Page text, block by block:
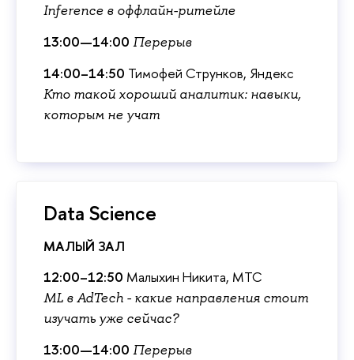
Inference в оффлайн-ритейле
13:00—14:00 Переры
14:00–14:50 Тимофей Струнков, Яндекс
Кто такой хороший аналитик: навыки,
которым не учат
Data Science
МАЛЫЙ ЗАЛ
12:00–12:50 Малыхин Никита, МТС
ML в AdTech - какие направления стоит
изучать уже сейчас?
13:00—14:00 Переры